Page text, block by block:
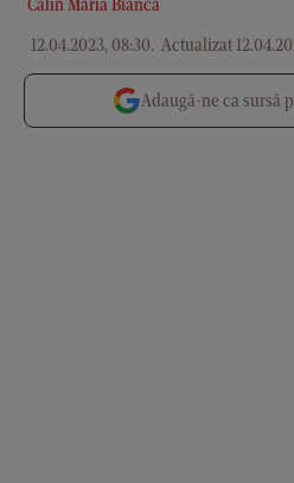
12.04.2023, 08:30. Actualizat
Adaugă-ne ca sursă